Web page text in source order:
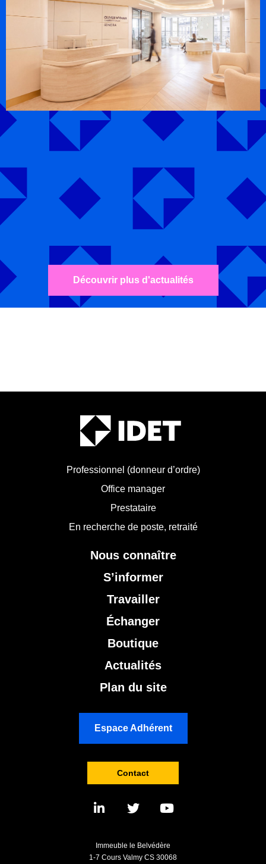
Découvrir plus d'actualités
Professionnel (donneur d’ordre)
Office manager
Prestataire
En recherche de poste, retraité
Nous connaître
S’informer
Travailler
Échanger
Boutique
Actualités
Plan du site
Espace Adhérent
Contact
Immeuble le Belvédère
1-7 Cours Valmy CS 30068